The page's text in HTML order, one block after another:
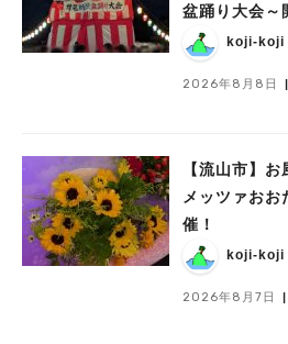
盆踊り大会～
koji-koji
2026年8月8日
【流山市】
メッツァお
催！
koji-koji
2026年8月7日
#イベント#公園#教えたい／教えて投稿
#教えたい/こんなの見つけた